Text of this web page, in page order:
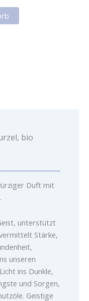
bio
Duft mit
unterstützt
Stärke,
unseren
ins Dunkle,
und Sorgen,
Geistige